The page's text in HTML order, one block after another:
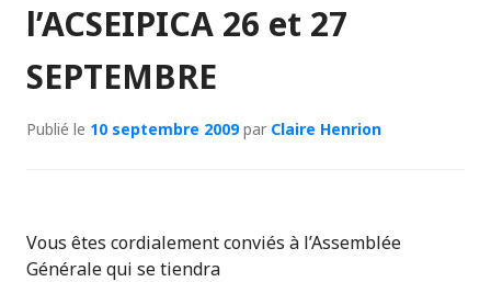
l’ACSEIPICA 26 et 27
SEPTEMBRE
Publié le 10 septembre 2009par Claire Henrion
Vous êtes cordialement conviés à l’Assemblée
Générale qui se tiendra